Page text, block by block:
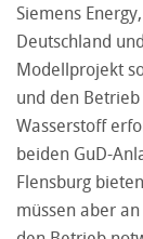
Siemens
Deutschland
Modellprojekt
und den
Wasserstoff
beiden GuD-
Flensburg
müssen aber